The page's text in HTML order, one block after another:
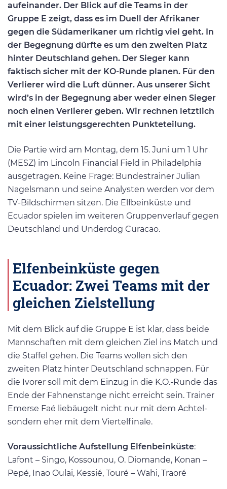
aufeinander. Der Blick auf die Teams in der
Gruppe E zeigt, dass es im Duell der Afrikaner
gegen die Südamerikaner um richtig viel geht. In
der Begegnung dürfte es um den zweiten Platz
hinter Deutschland gehen. Der Sieger kann
faktisch sicher mit der KO-Runde planen. Für den
Verlierer wird die Luft dünner. Aus unserer Sicht
wird’s in der Begegnung aber weder einen Sieger
noch einen Verlierer geben. Wir rechnen letztlich
mit einer leistungsgerechten Punkteteilung.
Die Partie wird am Montag, dem 15. Juni um 1 Uhr
(MESZ) im Lincoln Financial Field in Philadelphia
ausgetragen. Keine Frage: Bundestrainer Julian
Nagelsmann und seine Analysten werden vor dem
TV-Bildschirmen sitzen. Die Elfbeinküste und
Ecuador spielen im weiteren Gruppenverlauf gegen
Deutschland und Underdog Curacao.
Elfenbeinküste gegen
Ecuador: Zwei Teams mit der
gleichen Zielstellung
Mit dem Blick auf die Gruppe E ist klar, dass beide
Mannschaften mit dem gleichen Ziel ins Match und
die Staffel gehen. Die Teams wollen sich den
zweiten Platz hinter Deutschland schnappen. Für
die Ivorer soll mit dem Einzug in die K.O.-Runde das
Ende der Fahnenstange nicht erreicht sein. Trainer
Emerse Faé liebäugelt nicht nur mit dem Achtel-
sondern eher mit dem Viertelfinale.
Voraussichtliche Aufstellung Elfenbeinküste:
Lafont – Singo, Kossounou, O. Diomande, Konan –
Pepé, Inao Oulai, Kessié, Touré – Wahi, Traoré